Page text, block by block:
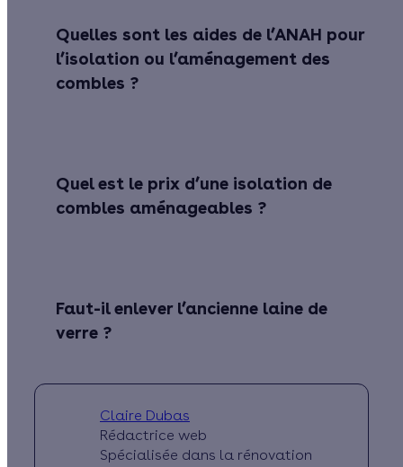
Quelles sont les aides de l’ANAH pour
l’isolation ou l’aménagement des
combles ?
Quel est le prix d’une isolation de
combles aménageables ?
Faut-il enlever l’ancienne laine de
verre ?
Claire Dubas
Rédactrice web
Spécialisée dans la rénovation